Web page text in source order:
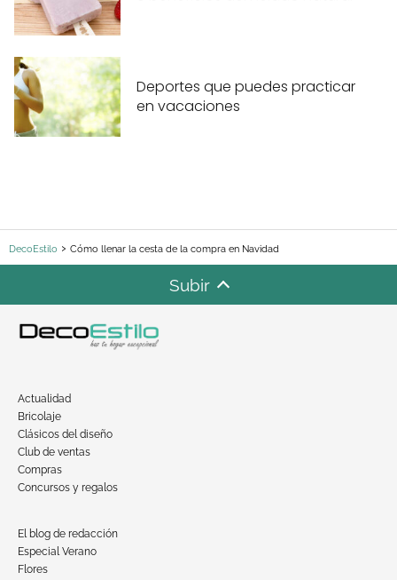
Deportes que puedes practicar
en vacaciones
DecoEstilo Cómo llenar la cesta de la compra en Navidad
Subir
Actualidad
Bricolaje
Clásicos del diseño
Club de ventas
Compras
Concursos y regalos
El blog de redacción
Especial Verano
Flores